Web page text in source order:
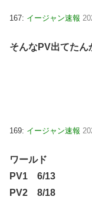
167: イージャン速報
そんなPV出てたん
169: イージャン速報
ワールド
PV1 6/13
PV2 8/18